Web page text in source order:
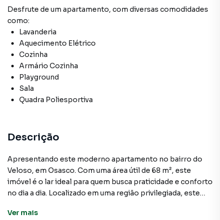
Desfrute de um apartamento, com diversas comodidades
como:
Lavanderia
Aquecimento Elétrico
Cozinha
Armário Cozinha
Playground
Sala
Quadra Poliesportiva
Descrição
Apresentando este moderno apartamento no bairro do
Veloso, em Osasco. Com uma área útil de 68 m², este
imóvel é o lar ideal para quem busca praticidade e conforto
no dia a dia. Localizado em uma região privilegiada, este
comodidades, como supermercados, escolas e transporte
Ver mais